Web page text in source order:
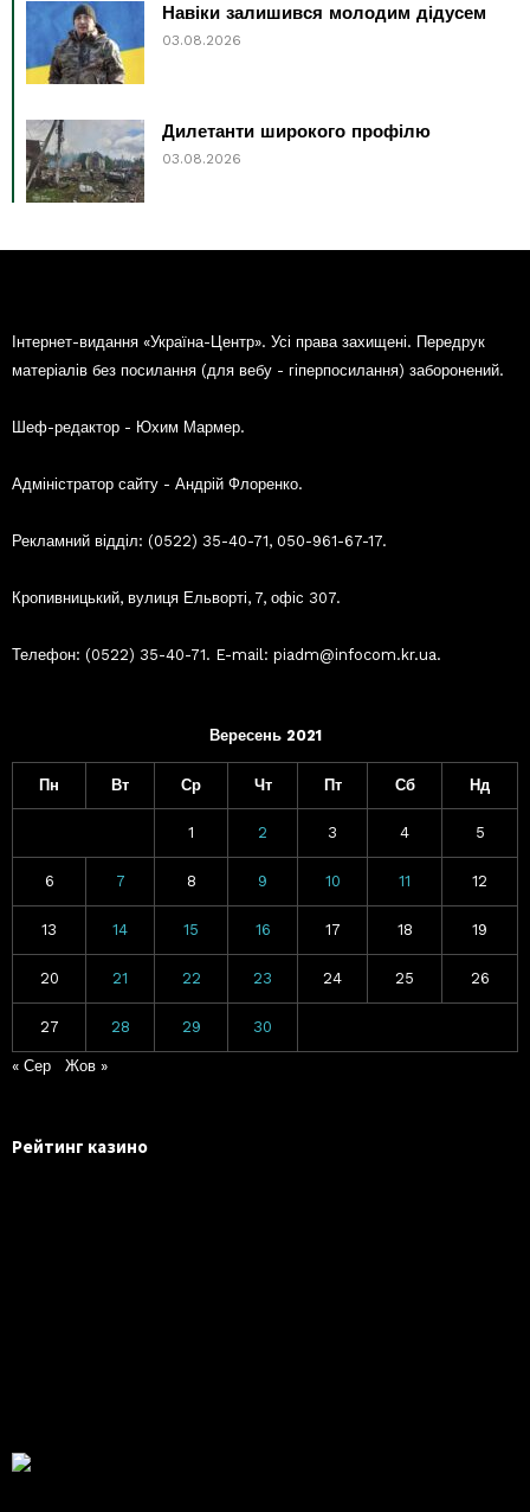
Навіки залишився молодим дідусем
03.08.2026
Дилетанти широкого профілю
03.08.2026
Інтернет-видання «Україна-Центр». Усі права захищені. Передрук
матеріалів без посилання (для вебу - гіперпосилання) заборонений.
Шеф-редактор - Юхим Мармер.
Адміністратор сайту - Андрій Флоренко.
Рекламний відділ: (0522) 35-40-71, 050-961-67-17.
Кропивницький, вулиця Ельворті, 7, офіс 307.
Телефон: (0522) 35-40-71. E-mail: piadm@infocom.kr.ua.
Вересень 2021
Пн Вт Ср Чт Пт Сб Нд
1 2 3 4 5
6 7 8 9 10 11 12
13 14 15 16 17 18 19
20 21 22 23 24 25 26
27 28 29 30
« Сер Жов »
Рейтинг казино